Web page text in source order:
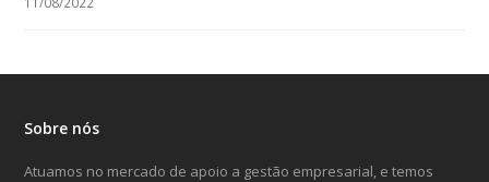
Sobre nós
Atuamos no mercado de apoio a gestão empresarial, e temos